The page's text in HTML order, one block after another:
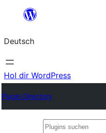
springen
Deutsch
Hol dir WordPress
Plugin Directory
Plugins